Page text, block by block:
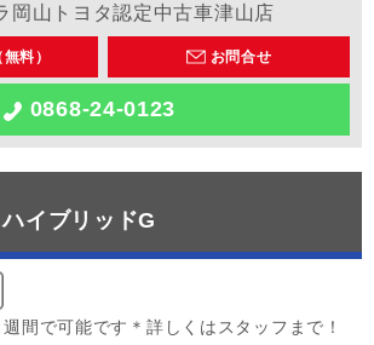
岡山トヨタ認定中古車津山店
料） お問合せ
0868-24-0123
イブリッドG
間で可能です＊詳しくはスタッフまで！